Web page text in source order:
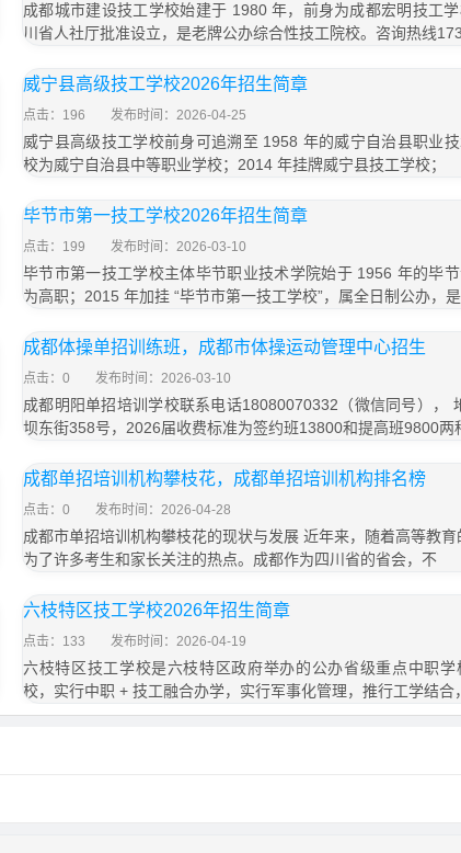
成都城市建设技工学校始建于 1980 年，前身为成都宏明技工
川省人社厅批准设立，是老牌公办综合性技工院校。咨询热线
威宁县高级技工学校2026年招生简章
点击：196 发布时间：2026-04-25
威宁县高级技工学校前身可追溯至 1958 年的威宁自治县职业
校为威宁自治县中等职业学校；2014 年挂牌威宁县技工学校；
毕节市第一技工学校2026年招生简章
点击：199 发布时间：2026-03-10
毕节市第一技工学校主体毕节职业技术学院始于 1956 年的毕
为高职；2015 年加挂 “毕节市第一技工学校”，属全日制公办，是
成都体操单招训练班，成都市体操运动管理中心招生
点击：0 发布时间：2026-03-10
成都明阳单招培训学校联系电话18080070332（微信同号），
坝东街358号，2026届收费标准为签约班13800和提高班9800两
成都单招培训机构攀枝花，成都单招培训机构排名榜
点击：0 发布时间：2026-04-28
成都市单招培训机构攀枝花的现状与发展 近年来，随着高等教
为了许多考生和家长关注的热点。成都作为四川省的省会，不
六枝特区技工学校2026年招生简章
点击：133 发布时间：2026-04-19
六枝特区技工学校是六枝特区政府举办的公办省级重点中职
校，实行中职 + 技工融合办学，实行军事化管理，推行工学结合，